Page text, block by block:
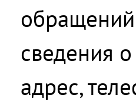
обращений
сведения
адрес,